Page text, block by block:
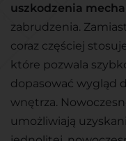
uszkodzenia
zabrudzenia.
coraz częściej
które pozwala
dopasować wygląd
wnętrza.
umożliwiają